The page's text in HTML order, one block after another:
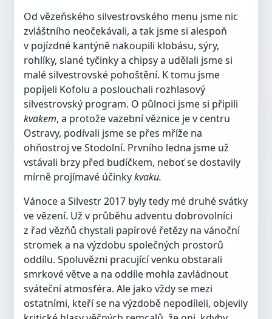
Od vězeňského silvestrovského menu jsme nic
zvláštního neočekávali, a tak jsme si alespoň
v pojízdné kantýně nakoupili klobásu, sýry,
rohlíky, slané tyčinky a chipsy a udělali jsme si
malé silvestrovské pohoštění. K tomu jsme
popíjeli Kofolu a poslouchali rozhlasový
silvestrovský program. O půlnoci jsme si připili
kvakem, a protože vazební věznice je v centru
Ostravy, podívali jsme se přes mříže na
ohňostroj ve Stodolní. Prvního ledna jsme už
vstávali brzy před budíčkem, neboť se dostavily
mírně projímavé účinkykvaku.
Vánoce a Silvestr 2017 byly tedy mé druhé svátky
ve vězení. Už v průběhu adventu dobrovolníci
z řad vězňů chystali papírové řetězy na vánoční
stromek a na výzdobu společných prostorů
oddílu. Spoluvězni pracující venku obstarali
smrkové větve a na oddíle mohla zavládnout
sváteční atmosféra. Ale jako vždy se mezi
ostatními, kteří se na výzdobě nepodíleli, objevily